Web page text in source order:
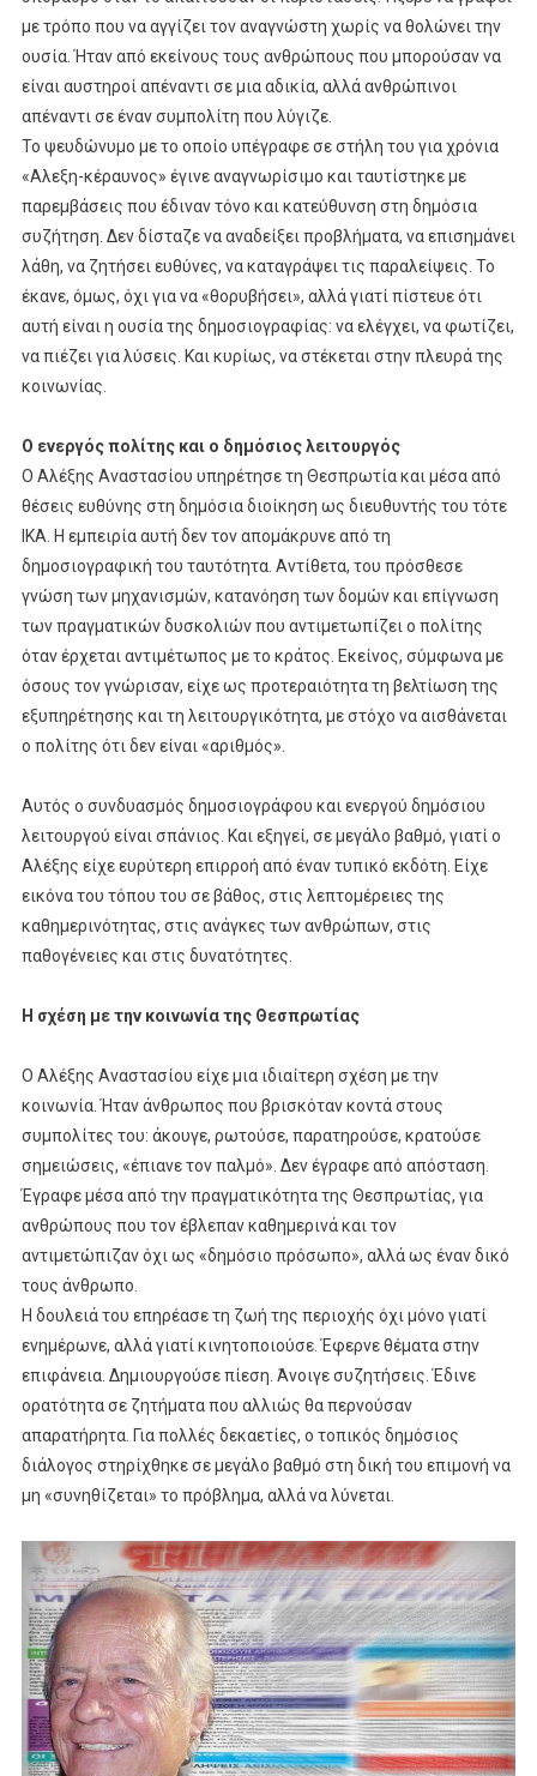
με τρόπο που να αγγίζει τον αναγνώστη χωρίς να θολώνει την
ουσία. Ήταν από εκείνους τους ανθρώπους που μπορούσαν να
είναι αυστηροί απέναντι σε μια αδικία, αλλά ανθρώπινοι
απέναντι σε έναν συμπολίτη που λύγιζε.
Το ψευδώνυμο με το οποίο υπέγραφε σε στήλη του για χρόνια
«Αλεξη-κέραυνος» έγινε αναγνωρίσιμο και ταυτίστηκε με
παρεμβάσεις που έδιναν τόνο και κατεύθυνση στη δημόσια
συζήτηση. Δεν δίσταζε να αναδείξει προβλήματα, να επισημάνει
λάθη, να ζητήσει ευθύνες, να καταγράψει τις παραλείψεις. Το
έκανε, όμως, όχι για να «θορυβήσει», αλλά γιατί πίστευε ότι
αυτή είναι η ουσία της δημοσιογραφίας: να ελέγχει, να φωτίζει,
να πιέζει για λύσεις. Και κυρίως, να στέκεται στην πλευρά της
κοινωνίας.
Ο ενεργός πολίτης και ο δημόσιος λειτουργός
Ο Αλέξης Αναστασίου υπηρέτησε τη Θεσπρωτία και μέσα από
θέσεις ευθύνης στη δημόσια διοίκηση ως διευθυντής του τότε
ΙΚΑ. Η εμπειρία αυτή δεν τον απομάκρυνε από τη
δημοσιογραφική του ταυτότητα. Αντίθετα, του πρόσθεσε
γνώση των μηχανισμών, κατανόηση των δομών και επίγνωση
των πραγματικών δυσκολιών που αντιμετωπίζει ο πολίτης
όταν έρχεται αντιμέτωπος με το κράτος. Εκείνος, σύμφωνα με
όσους τον γνώρισαν, είχε ως προτεραιότητα τη βελτίωση της
εξυπηρέτησης και τη λειτουργικότητα, με στόχο να αισθάνεται
ο πολίτης ότι δεν είναι «αριθμός».
Αυτός ο συνδυασμός δημοσιογράφου και ενεργού δημόσιου
λειτουργού είναι σπάνιος. Και εξηγεί, σε μεγάλο βαθμό, γιατί ο
Αλέξης είχε ευρύτερη επιρροή από έναν τυπικό εκδότη. Είχε
εικόνα του τόπου του σε βάθος, στις λεπτομέρειες της
καθημερινότητας, στις ανάγκες των ανθρώπων, στις
παθογένειες και στις δυνατότητες.
Η σχέση με την κοινωνία της Θεσπρωτίας
Ο Αλέξης Αναστασίου είχε μια ιδιαίτερη σχέση με την
κοινωνία. Ήταν άνθρωπος που βρισκόταν κοντά στους
συμπολίτες του: άκουγε, ρωτούσε, παρατηρούσε, κρατούσε
σημειώσεις, «έπιανε τον παλμό». Δεν έγραφε από απόσταση.
Έγραφε μέσα από την πραγματικότητα της Θεσπρωτίας, για
ανθρώπους που τον έβλεπαν καθημερινά και τον
αντιμετώπιζαν όχι ως «δημόσιο πρόσωπο», αλλά ως έναν δικό
τους άνθρωπο.
Η δουλειά του επηρέασε τη ζωή της περιοχής όχι μόνο γιατί
ενημέρωνε, αλλά γιατί κινητοποιούσε. Έφερνε θέματα στην
επιφάνεια. Δημιουργούσε πίεση. Άνοιγε συζητήσεις. Έδινε
ορατότητα σε ζητήματα που αλλιώς θα περνούσαν
απαρατήρητα. Για πολλές δεκαετίες, ο τοπικός δημόσιος
διάλογος στηρίχθηκε σε μεγάλο βαθμό στη δική του επιμονή να
μη «συνηθίζεται» το πρόβλημα, αλλά να λύνεται.